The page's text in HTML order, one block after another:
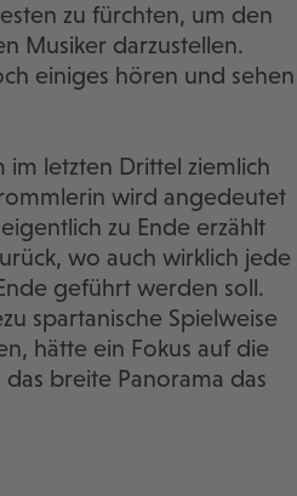
zu fürchten, um den
Musiker darzustellen.
einiges hören und sehen
im letzten Drittel ziemlich
wird angedeutet
zu Ende erzählt
wo auch wirklich jede
geführt werden soll.
spartanische Spielweise
hätte ein Fokus auf die
das breite Panorama das